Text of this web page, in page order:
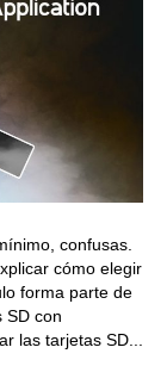
confusas.
cómo elegir
forma parte de
SD con
las tarjetas SD...